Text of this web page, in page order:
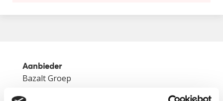
Aanbieder
Bazalt Groep
Categorie